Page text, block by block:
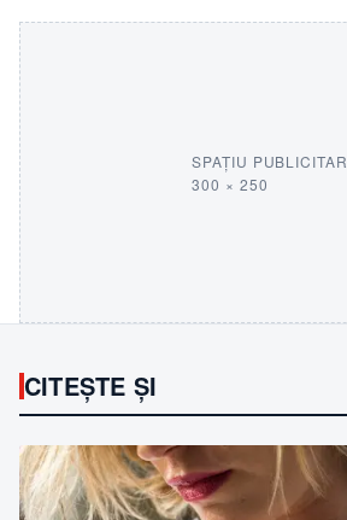
SPAȚIU PUBLICITAR
300 × 250
CITEȘTE ȘI